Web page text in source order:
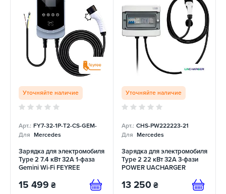
Уточняйте наличие
Арт.: FY7-32-1P-T2-CS-GEM-
Для Mercedes
Зарядка для электромобиля
Type 2 7.4 кВт 32А 1-фаза
Gemini Wi-Fi FEYREE
15 499 ₴
Уточняйте наличие
Арт.: CHS-PW222223-21
Для Mercedes
Зарядка для электромобиля
Type 2 22 кВт 32А 3-фази
POWER UACHARGER
13 250 ₴